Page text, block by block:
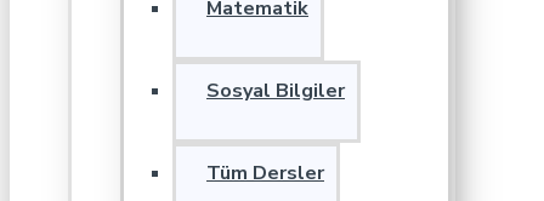
Matematik
Sosyal Bilgiler
Tüm Dersler